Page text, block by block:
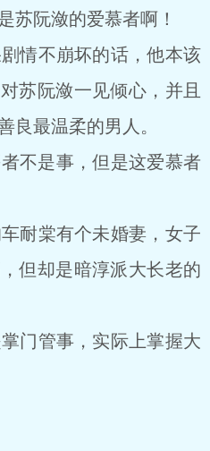
苏阮潋的爱慕者啊！
不崩坏的话，他本该
苏阮潋一见倾心，并且
良最温柔的男人。
是事，但是这爱慕者
棠有个未婚妻，女子
但却是暗淳派大长老的
管事，实际上掌握大